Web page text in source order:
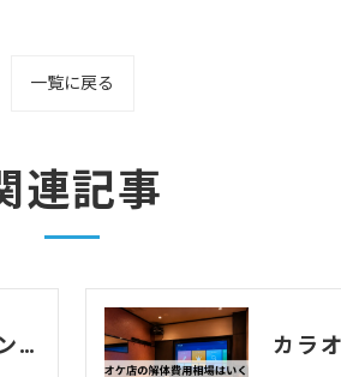
一覧に戻る
連記事
歯科医院の原状回復費用はいくら？レントゲン室・ユニット撤去の相場と注意点を解説